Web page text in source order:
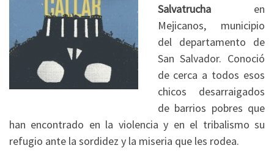
Salvatruchaen
Mejicanos, municipio
del departamento de
San Salvador. Conoció
de cerca a todos esos
chicos desarraigados
de barrios pobres que
han encontrado en la violencia y en el tribalismo su
refugio ante la sordidez y la miseria que les rodea.